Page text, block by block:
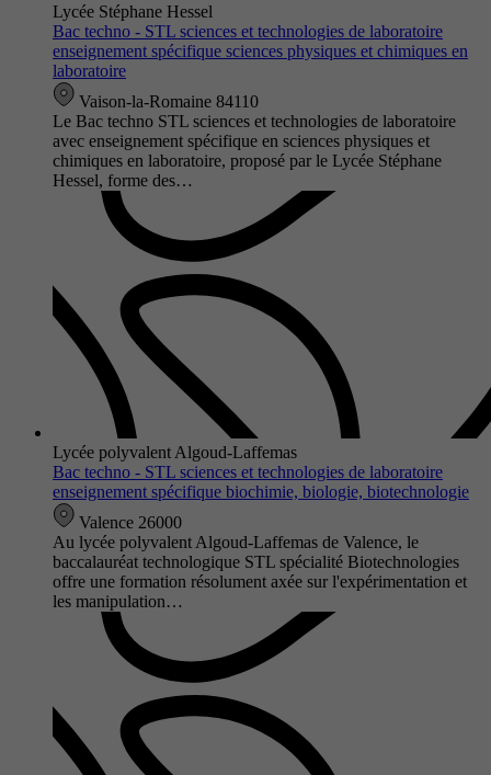
Lycée Stéphane Hessel
Bac techno - STL sciences et technologies de laboratoire
enseignement spécifique sciences physiques et chimiques en
laboratoire
Vaison-la-Romaine 84110
Le Bac techno STL sciences et technologies de laboratoire
avec enseignement spécifique en sciences physiques et
chimiques en laboratoire, proposé par le Lycée Stéphane
Hessel, forme des…
Lycée polyvalent Algoud-Laffemas
Bac techno - STL sciences et technologies de laboratoire
enseignement spécifique biochimie, biologie, biotechnologie
Valence 26000
Au lycée polyvalent Algoud-Laffemas de Valence, le
baccalauréat technologique STL spécialité Biotechnologies
offre une formation résolument axée sur l'expérimentation et
les manipulation…